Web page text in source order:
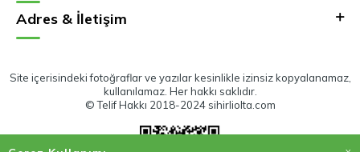
Adres & İletişim
Site içerisindeki fotoğraflar ve yazılar kesinlikle izinsiz kopyalanamaz,
kullanılamaz. Her hakkı saklıdır.
© Telif Hakkı 2018-2024 sihirliolta.com